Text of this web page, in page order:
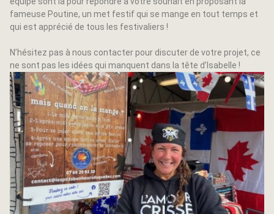
fameuse Poutine, un met festif qui se mange en tout temps et
qui est apprécié de tous les festivaliers !
N’hésitez pas à nous contacter pour discuter de votre projet, ce
ne sont pas les idées qui manquent dans la tête d’Isabelle !